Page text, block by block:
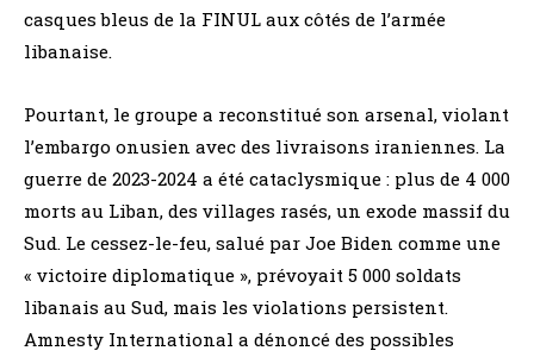
casques bleus de la FINUL aux côtés de l’armée
libanaise.
Pourtant, le groupe a reconstitué son arsenal, violant
l’embargo onusien avec des livraisons iraniennes. La
guerre de 2023-2024 a été cataclysmique : plus de 4 000
morts au Liban, des villages rasés, un exode massif du
Sud. Le cessez-le-feu, salué par Joe Biden comme une
« victoire diplomatique », prévoyait 5 000 soldats
libanais au Sud, mais les violations persistent.
Amnesty International a dénoncé des possibles